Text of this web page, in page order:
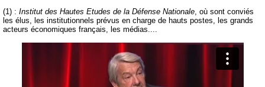
(1) : Institut des Hautes Etudes de la Défense Nationale, où sont conviés
les élus, les institutionnels prévus en charge de hauts postes, les grands
acteurs économiques français, les médias....